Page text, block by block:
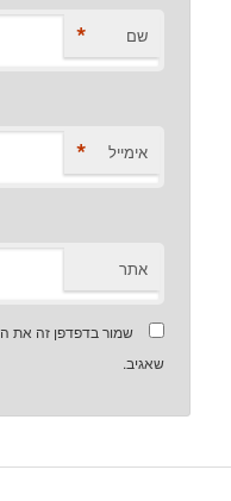
שם *
אימייל *
אתר
שמור בדפדפן זה את
שאגיב.